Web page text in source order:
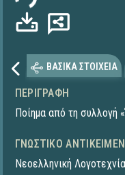
ΒΑΣΙΚΑ ΣΤΟΙΧΕΙΑ
ΠΕΡΙΓΡΑΦΉ
Ποίημα από τη συλλογή
ΓΝΩΣΤΙΚΌ
Νεοελληνική Λογοτεχνία